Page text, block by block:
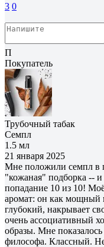
3 0
П
Покупатель
Трубочный табак
Семпл
1.5 мл
21 января 2025
Мне положили семпл в
"кожаная" подборка -- и
попадание 10 из 10!
аромат: он как
глубокий, накрывает
очень ассоциативный
образы. Мне показалось
философа. Классный.